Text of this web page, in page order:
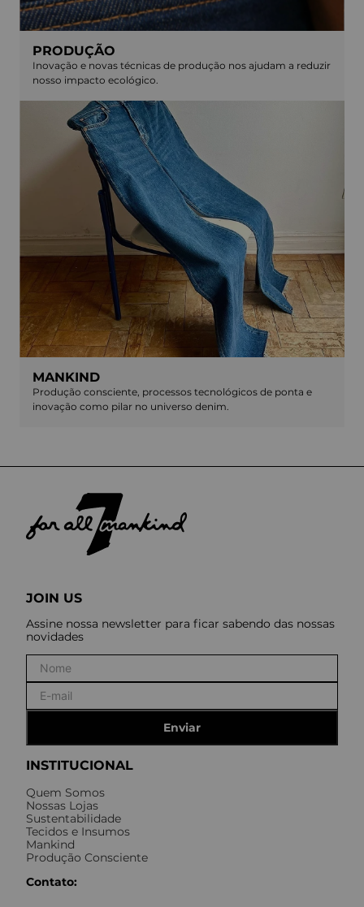
PRODUÇÃO
Inovação e novas técnicas de produção nos ajudam a reduzir
nosso impacto ecológico.
MANKIND
Produção consciente, processos tecnológicos de ponta e
inovação como pilar no universo denim.
INSTITUCIONAL
Quem Somos
Nossas Lojas
Sustentabilidade
Tecidos e Insumos
Mankind
Produção Consciente
Contato:
JOIN US
Assine nossa newsletter para ficar sabendo das nossas
novidades
Enviar